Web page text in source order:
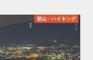
登山・ハイキング